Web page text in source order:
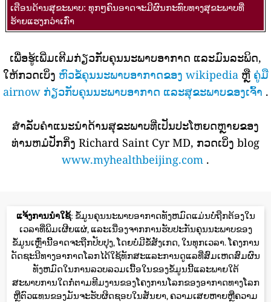
ເຕືອນດ້ານສຸຂະພາບ: ທຸກໆຄົນອາດຈະມີຜົນກະທົບທາງສຸຂະພາບທີ່
ຮ້າຍແຮງກວ່າເກົ່າ
ເພື່ອຮູ້ເພີ່ມເຕີມກ່ຽວກັບຄຸນນະພາບອາກາດ ແລະມົນລະພິດ,
ໃຫ້ກວດເບິ່ງ ຫົວຂໍ້ຄຸນນະພາບອາກາດຂອງ wikipediaຫຼື ຄູ່ມື
airnow ກ່ຽວກັບຄຸນນະພາບອາກາດ ແລະສຸຂະພາບຂອງເຈົ້າ .
ສໍາລັບຄໍາແນະນໍາດ້ານສຸຂະພາບທີ່ເປັນປະໂຫຍດຫຼາຍຂອງ
ທ່ານຫມໍປັກກິ່ງ Richard Saint Cyr MD, ກວດເບິ່ງ blog
www.myhealthbeijing.com .
ແຈ້ງການນໍາໃຊ້: ຂໍ້ມູນຄຸນນະພາບອາກາດທັງຫມົດແມ່ນບໍ່ຖືກຕ້ອງໃນ
ເວລາທີ່ພິມເຜີຍແຜ່, ແລະເນື່ອງຈາກການຮັບປະກັນຄຸນນະພາບຂອງ
ຂໍ້ມູນເຫຼົ່ານີ້ອາດຈະຖືກປັບປຸງ, ໂດຍບໍ່ມີຂໍ້ສັງເກດ, ໃນທຸກເວລາ. ໂຄງການ
ດັດຊະນີທາງອາກາດໂລກໄດ້ໃຊ້ທັກສະແລະການດູແລທີ່ສົມເຫດສົມຜົນ
ທັງຫມົດໃນການລວບລວມເນື້ອໃນຂອງຂໍ້ມູນນີ້ແລະພາຍໃຕ້
ສະພາບການໃດກໍ່ຕາມທີມງານຂອງໂຄງການໂລກຂອງອາກາດທາງໂລກ
ຫຼືຕົວແທນຂອງມັນຈະຮັບຜິດຊອບໃນສັນຍາ, ຄວາມເສຍຫາຍຫຼືຄວາມ